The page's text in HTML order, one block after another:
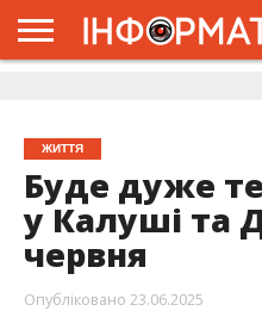
ЖИТТЯ
Буде дуже
у Калуші та
червня
Опубліковано 23.06.2025